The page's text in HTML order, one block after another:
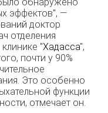
эффектов", —
доктор
отделения
"Хадасса",
почти у 90%
Это особенно
функции
отмечает он.